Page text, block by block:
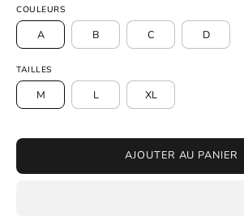
COULEURS
A B C D
TAILLES
M L XL
AJOUTER AU PANIER